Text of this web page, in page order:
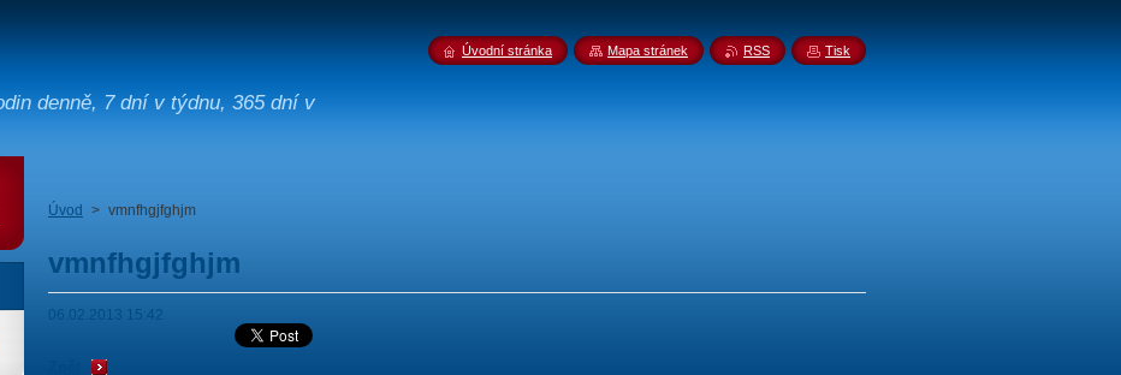
denně, 7 dní v týdnu, 365 dní v
Úvod > vmnfhgjfghjm
vmnfhgjfghjm
06.02.2013 15:42
Úvodní stránka Mapa stránek RSS Tisk